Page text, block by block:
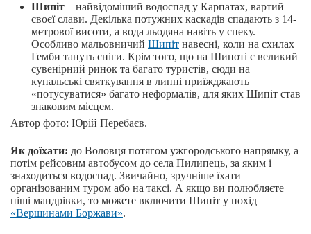
Шипіт – найвідоміший водоспад у Карпатах, вартий
своєї слави. Декілька потужних каскадів спадають з 14-
метрової висоти, а вода льодяна навіть у спеку.
Особливо мальовничий Шипіт навесні, коли на схилах
Гемби тануть сніги. Крім того, що на Шипоті є великий
сувенірний ринок та багато туристів, сюди на
купальські святкування в липні приїжджають
«потусуватися» багато неформалів, для яких Шипіт став
знаковим місцем.
Автор фото: Юрій Перебаєв.
Як доїхати: до Воловця потягом ужгородського напрямку, а
потім рейсовим автобусом до села Пилипець, за яким і
знаходиться водоспад. Звичайно, зручніше їхати
організованим туром або на таксі. А якщо ви полюбляєте
піші мандрівки, то можете включити Шипіт у похід
«Вершинами Боржави».